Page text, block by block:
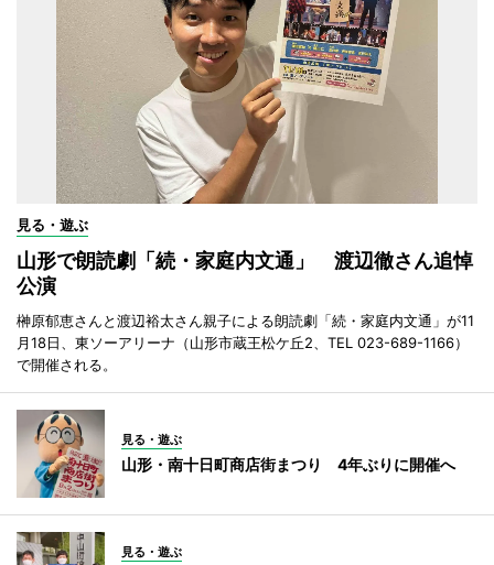
見る・遊ぶ
山形で朗読劇「続・家庭内文通」 渡辺徹さん追悼
公演
榊原郁恵さんと渡辺裕太さん親子による朗読劇「続・家庭内文通」が11
月18日、東ソーアリーナ（山形市蔵王松ケ丘2、TEL 023-689-1166）
で開催される。
見る・遊ぶ
山形・南十日町商店街まつり 4年ぶりに開催へ
見る・遊ぶ